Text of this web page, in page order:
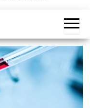
a
v
i
g
a
z